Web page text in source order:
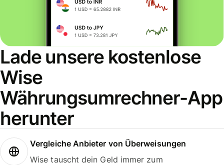
Lade unsere kostenlose
Wise
Währungsumrechner-App
herunter
Vergleiche Anbieter von Überweisungen
Wise tauscht dein Geld immer zum